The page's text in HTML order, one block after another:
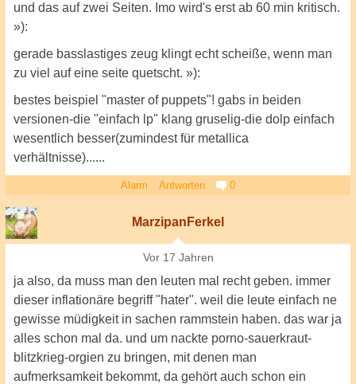
und das auf zwei Seiten. Imo wird's erst ab 60 min kritisch.
»):
gerade basslastiges zeug klingt echt scheiße, wenn man
zu viel auf eine seite quetscht. »):
bestes beispiel "master of puppets"! gabs in beiden
versionen-die "einfach lp" klang gruselig-die dolp einfach
wesentlich besser(zumindest für metallica
verhältnisse)......
Alarm Antworten 0
MarzipanFerkel
Vor 17 Jahren
ja also, da muss man den leuten mal recht geben. immer
dieser inflationäre begriff "hater". weil die leute einfach ne
gewisse müdigkeit in sachen rammstein haben. das war ja
alles schon mal da. und um nackte porno-sauerkraut-
blitzkrieg-orgien zu bringen, mit denen man
aufmerksamkeit bekommt, da gehört auch schon ein